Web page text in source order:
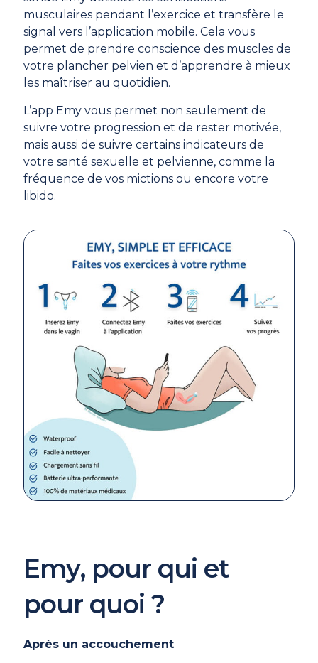
musculaires pendant l’exercice et transfère le
signal vers l’application mobile. Cela vous
permet de prendre conscience des muscles de
votre plancher pelvien et d’apprendre à mieux
les maîtriser au quotidien.
L’app Emy vous permet non seulement de
suivre votre progression et de rester motivée,
mais aussi de suivre certains indicateurs de
votre santé sexuelle et pelvienne, comme la
fréquence de vos mictions ou encore votre
libido.
Emy, pour qui et
pour quoi ?
Après un accouchement